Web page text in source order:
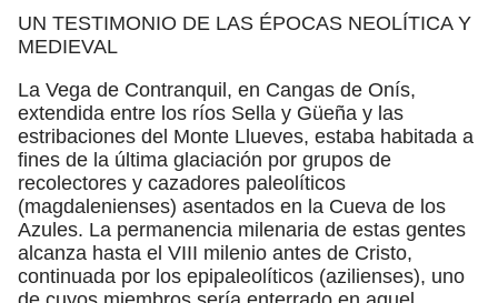
UN TESTIMONIO DE LAS ÉPOCAS NEOLÍTICA Y
MEDIEVAL
La Vega de Contranquil, en Cangas de Onís,
extendida entre los ríos Sella y Güeña y las
estribaciones del Monte Llueves, estaba habitada a
fines de la última glaciación por grupos de
recolectores y cazadores paleolíticos
(magdalenienses) asentados en la Cueva de los
Azules. La permanencia milenaria de estas gentes
alcanza hasta el VIII milenio antes de Cristo,
continuada por los epipaleolíticos (azilienses), uno